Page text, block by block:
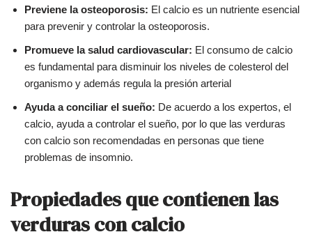
Previene la osteoporosis: El calcio es un nutriente esencial
para prevenir y controlar la osteoporosis.
Promueve la salud cardiovascular: El consumo de calcio
es fundamental para disminuir los niveles de colesterol del
organismo y además regula la presión arterial
Ayuda a conciliar el sueño: De acuerdo a los expertos, el
calcio, ayuda a controlar el sueño, por lo que las verduras
con calcio son recomendadas en personas que tiene
problemas de insomnio.
Propiedades que contienen las
verduras con calcio